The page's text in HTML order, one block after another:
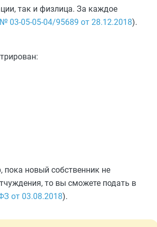
так и физлица. За каждое
03-05-05-04/95689 от 28.12.2018).
пока новый собственник не
то вы сможете подать в
от 03.08.2018).